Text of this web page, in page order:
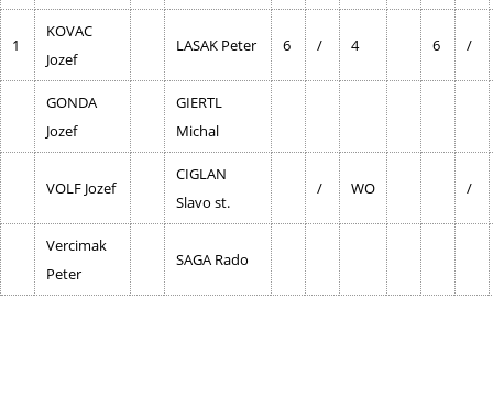
1
KOVAC
Jozef
LASAK Peter 6 / 4 6 /
GONDA
Jozef
GIERTL
Michal
VOLF Jozef
CIGLAN
Slavo st.
/ WO /
Vercimak
Peter
SAGA Rado